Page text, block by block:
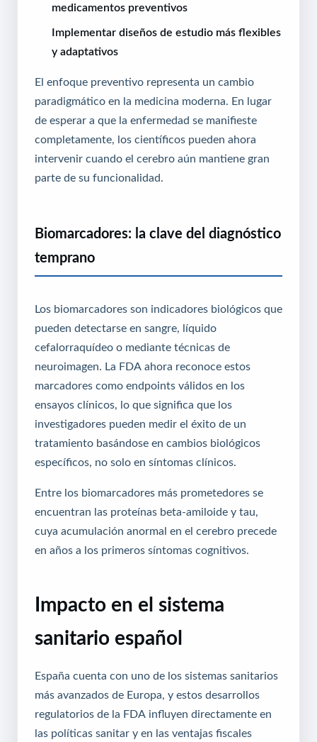
medicamentos preventivos
Implementar diseños de estudio más flexibles
y adaptativos
El enfoque preventivo representa un cambio
paradigmático en la medicina moderna. En lugar
de esperar a que la enfermedad se manifieste
completamente, los científicos pueden ahora
intervenir cuando el cerebro aún mantiene gran
parte de su funcionalidad.
Biomarcadores: la clave del diagnóstico
temprano
Los biomarcadores son indicadores biológicos que
pueden detectarse en sangre, líquido
cefalorraquídeo o mediante técnicas de
neuroimagen. La FDA ahora reconoce estos
marcadores como endpoints válidos en los
ensayos clínicos, lo que significa que los
investigadores pueden medir el éxito de un
tratamiento basándose en cambios biológicos
específicos, no solo en síntomas clínicos.
Entre los biomarcadores más prometedores se
encuentran las proteínas beta-amiloide y tau,
cuya acumulación anormal en el cerebro precede
en años a los primeros síntomas cognitivos.
Impacto en el sistema
sanitario español
España cuenta con uno de los sistemas sanitarios
más avanzados de Europa, y estos desarrollos
regulatorios de la FDA influyen directamente en
las políticas sanitar y en las ventajas fiscales